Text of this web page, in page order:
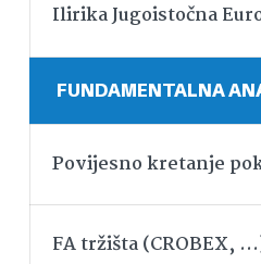
Ilirika Jugoistočna
FUNDAMENTALNA
Povijesno kretanje
FA tržišta (CROBEX,